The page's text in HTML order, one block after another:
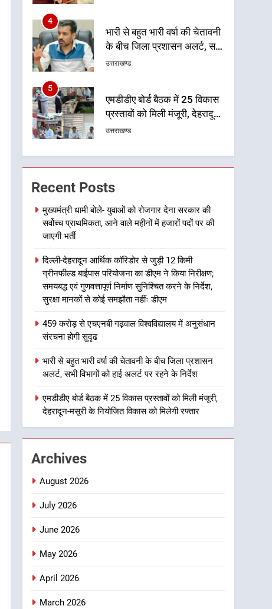
4
भारी से बहुत भारी वर्षा की चेतावनी
के बीच जिला प्रशासन अलर्ट, सभी
विभागों को हाई अलर्ट पर रहने के
उत्तराखण्ड
5
एमडीडीए बोर्ड बैठक में 25 विकास
प्रस्तावों को मिली मंजूरी, देहरादून-
मसूरी के नियोजित विकास को
उत्तराखण्ड
6
मुख्यमंत्री पुष्कर सिंह धामी के
दिशा-निर्देशों में पीएम आवास
योजना (शहरी) की प्रगति की हुई
समीक्षा
7
हरिद्वार से किया गिरफ्तार
उत्तराखण्ड
8
भारी बारिश का अलर्ट! 6 अगस्त
को देहरादून में स्कूल बंद
1
मुख्यमंत्री धामी बोले- युवाओं को
प्राथमिकता, आने वाले महीनों में
हजारों पदों पर की जाएगी भर्ती
उत्तराखण्ड
2
दिल्ली-देहरादून आर्थिक कॉरिडोर
4
Recent Posts
मुख्यमंत्री धामी बोले- युवाओं को रोजगार देना सरकार की
सर्वोच्च प्राथमिकता, आने वाले महीनों में हजारों पदों पर की
जाएगी भर्ती
दिल्ली-देहरादून आर्थिक कॉरिडोर से जुड़ी 12 किमी
ग्रीनफील्ड बाईपास परियोजना का डीएम ने किया निरीक्षण;
समयबद्ध एवं गुणवत्तापूर्ण निर्माण सुनिश्चित करने के निर्देश,
सुरक्षा मानकों से कोई समझौता नहींः डीएम
459 करोड़ से एचएनबी गढ़वाल विश्वविद्यालय में अनुसंधान
संरचना होगी सुदृढ
भारी से बहुत भारी वर्षा की चेतावनी के बीच जिला प्रशासन
अलर्ट, सभी विभागों को हाई अलर्ट पर रहने के निर्देश
एमडीडीए बोर्ड बैठक में 25 विकास प्रस्तावों को मिली मंजूरी,
देहरादून-मसूरी के नियोजित विकास को मिलेगी रफ्तार
Archives
August 2026
July 2026
June 2026
May 2026
April 2026
March 2026